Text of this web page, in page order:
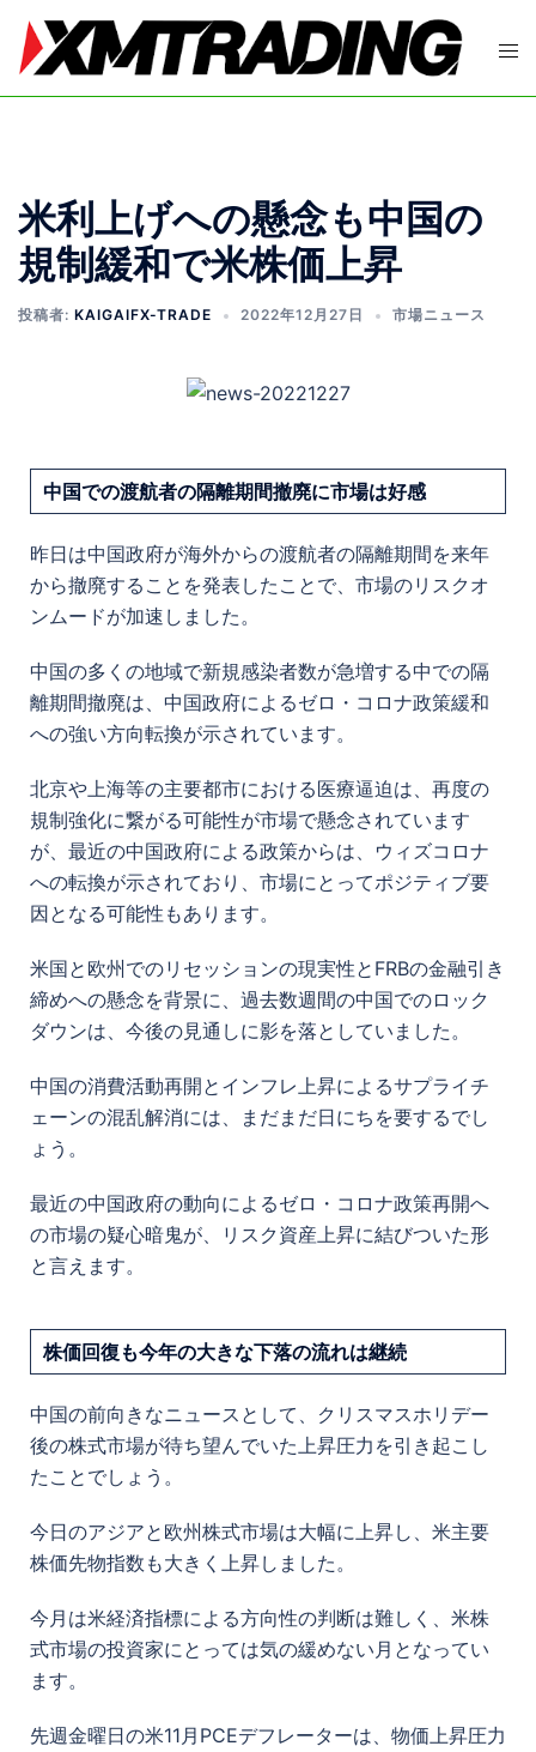
米利上げへの懸念も中国の
規制緩和で米株価上昇
投稿者: KAIGAIFX-TRADE 2022年12月27日 市場ニュース
中国での渡航者の隔離期間撤廃に市場は好感
昨日は中国政府が海外からの渡航者の隔離期間を来年
から撤廃することを発表したことで、市場のリスクオ
ンムードが加速しました。
中国の多くの地域で新規感染者数が急増する中での隔
離期間撤廃は、中国政府によるゼロ・コロナ政策緩和
への強い方向転換が示されています。
北京や上海等の主要都市における医療逼迫は、再度の
規制強化に繋がる可能性が市場で懸念されています
が、最近の中国政府による政策からは、ウィズコロナ
への転換が示されており、市場にとってポジティブ要
因となる可能性もあります。
米国と欧州でのリセッションの現実性とFRBの金融引き
締めへの懸念を背景に、過去数週間の中国でのロック
ダウンは、今後の見通しに影を落としていました。
中国の消費活動再開とインフレ上昇によるサプライチ
ェーンの混乱解消には、まだまだ日にちを要するでし
ょう。
最近の中国政府の動向によるゼロ・コロナ政策再開へ
の市場の疑心暗鬼が、リスク資産上昇に結びついた形
と言えます。
株価回復も今年の大きな下落の流れは継続
中国の前向きなニュースとして、クリスマスホリデー
後の株式市場が待ち望んでいた上昇圧力を引き起こし
たことでしょう。
今日のアジアと欧州株式市場は大幅に上昇し、米主要
株価先物指数も大きく上昇しました。
今月は米経済指標による方向性の判断は難しく、米株
式市場の投資家にとっては気の緩めない月となってい
ます。
先週金曜日の米11月PCEデフレーターは、物価上昇圧力